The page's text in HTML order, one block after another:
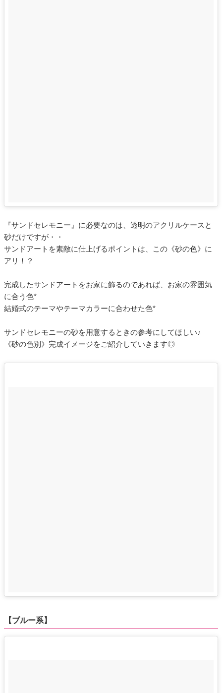
『サンドセレモニー』に必要なのは、透明のアクリルケースと
砂だけですが・・
サンドアートを素敵に仕上げるポイントは、この《砂の色》に
アリ！？
完成したサンドアートをお家に飾るのであれば、お家の雰囲気
に合う色*
結婚式のテーマやテーマカラーに合わせた色*
サンドセレモニーの砂を用意するときの参考にしてほしい♪
《砂の色別》完成イメージをご紹介していきます◎
【ブルー系】